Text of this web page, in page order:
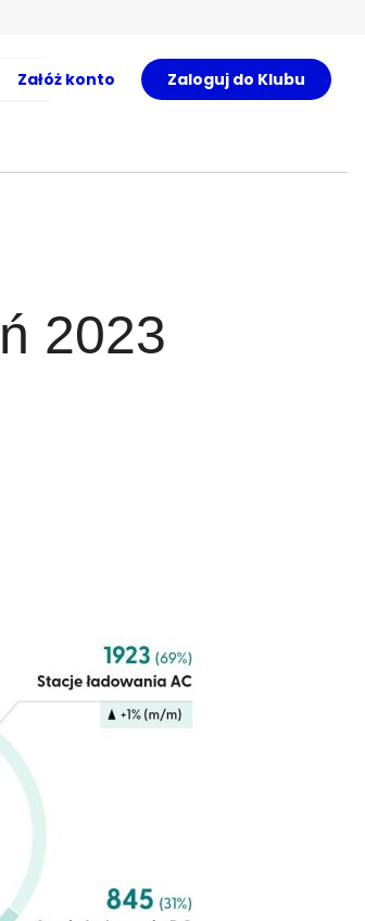
Załóż konto Zaloguj do Klubu
2023